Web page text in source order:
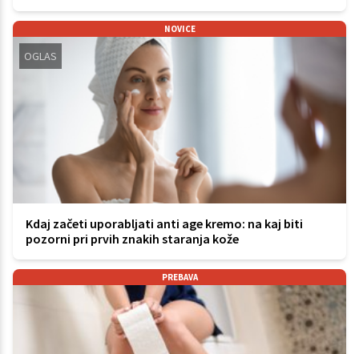
NOVICE
OGLAS
Kdaj začeti uporabljati anti age kremo: na kaj biti
pozorni pri prvih znakih staranja kože
PREBAVA